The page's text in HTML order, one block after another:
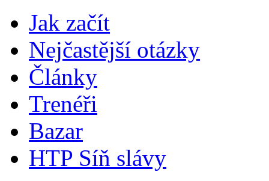
Jak začít
Nejčastější otázky
Články
Trenéři
Bazar
HTP Síň slávy